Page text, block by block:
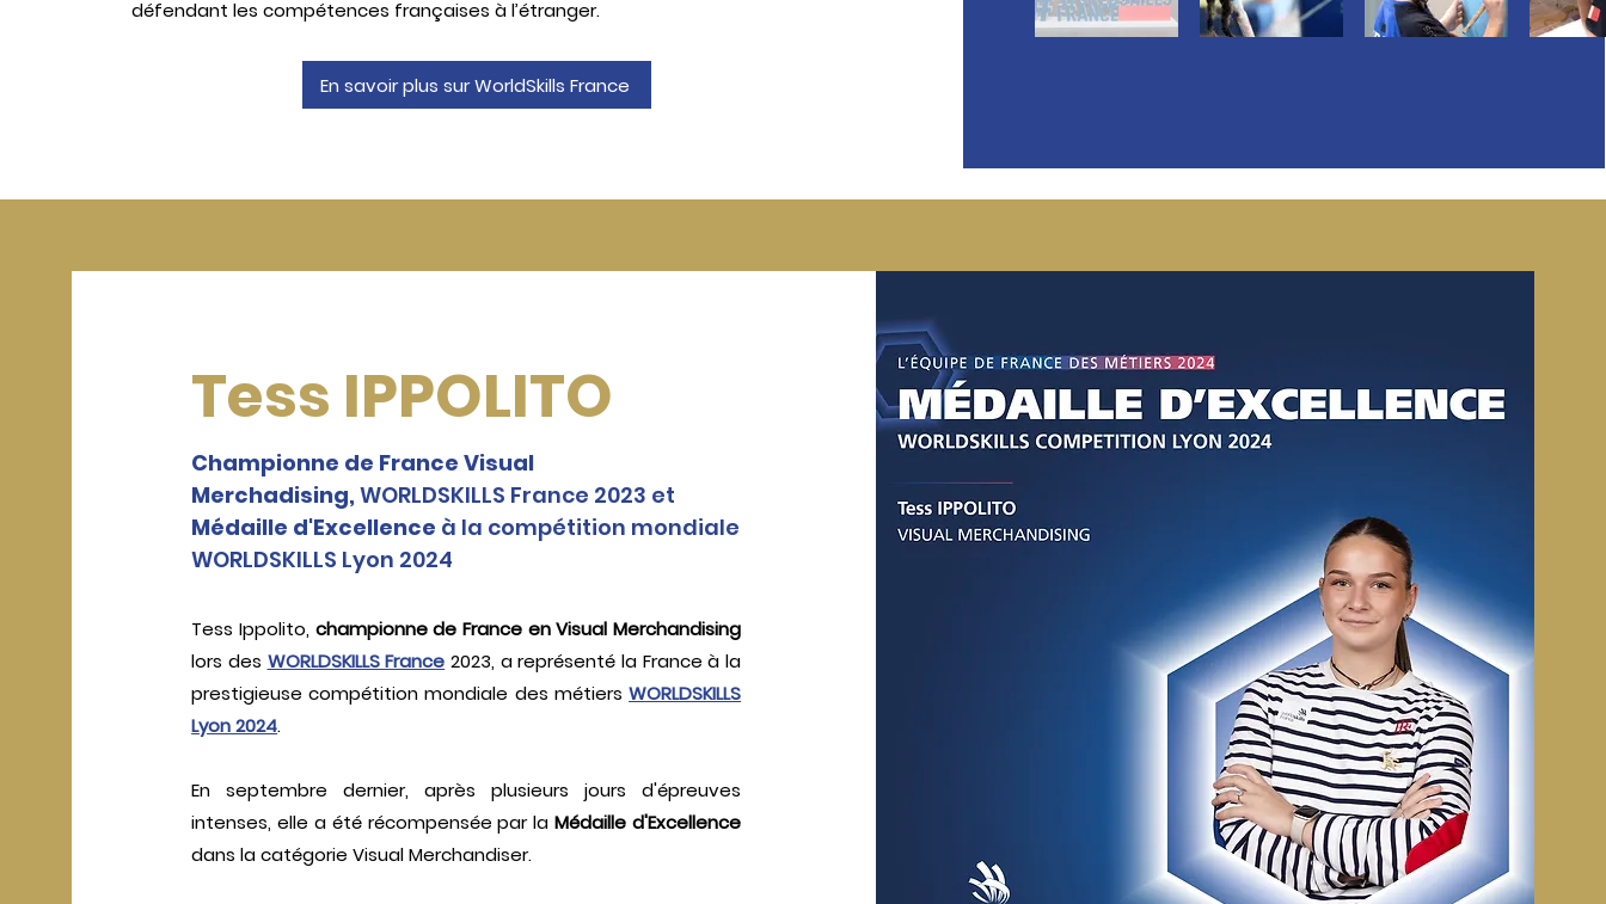
défendant les compétences françaises à l’étranger.
En savoir plus sur WorldSkills France
Tess IPPOLITO
Championne de France Visual
Merchadising,WORLDSKILLS France 2023 et
Médaille d'Excellence à la compétition mondiale
WORLDSKILLS Lyon 2024
Tess Ippolito, championne de France en Visual Merchandising
lors des WORLDSKILLS France 2023, a représenté la France à la
prestigieuse compétition mondiale des métiersWORLDSKILLS
Lyon 2024.
En septembre dernier, après plusieurs jours d'épreuves
intenses, elle a été récompensée par laMédaille d'Excellence
dans la catégorie Visual Merchandiser.